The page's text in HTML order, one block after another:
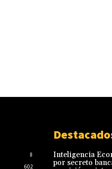
8
602
Inteligencia
por secreto